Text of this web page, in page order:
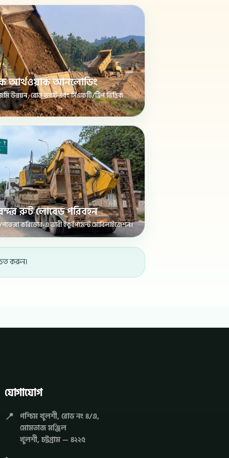
আর্থওয়ার্ক আনলোডিং
উন্নয়ন, রোড ভরাট এবং সিএফটি/ট্রিপ ভিত্তিক
বন্দর রুট লোবেড পরিবহন
পতেঙ্গা করিডোর-এ ভারী ইকুইপমেন্ট মোবিলাইজেশন।
করুন।
যোগাযোগ
📍 পশ্চিম খুলশী, রোড নং ৪/এ,
মোমতাজ মঞ্জিল
খুলশী, চট্টগ্রাম — ৪২২৫